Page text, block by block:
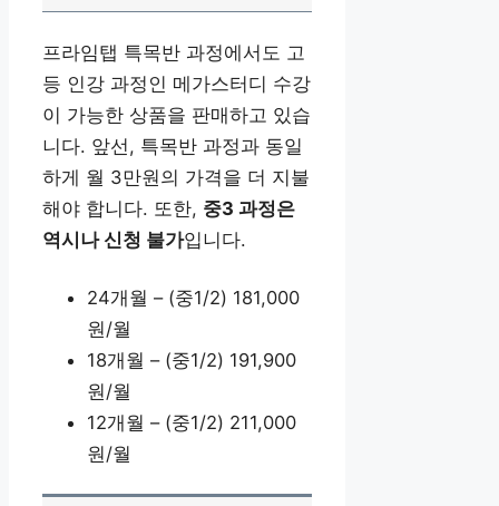
프라임탭 특목반 과정에서도 고
등 인강 과정인 메가스터디 수강
이 가능한 상품을 판매하고 있습
니다. 앞선, 특목반 과정과 동일
하게 월 3만원의 가격을 더 지불
해야 합니다. 또한, 중3 과정은
역시나 신청 불가입니다.
24개월 – (중1/2) 181,000
원/월
18개월 – (중1/2) 191,900
원/월
12개월 – (중1/2) 211,000
원/월